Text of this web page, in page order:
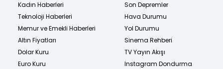
Kadın Haberleri
Teknoloji Haberleri
Memur ve Emekli Haberleri
Altın Fiyatları
Dolar Kuru
Euro Kuru
Son Depremler
Hava Durumu
Yol Durumu
Sinema Rehberi
TV Yayın Akışı
Instagram Dondurma